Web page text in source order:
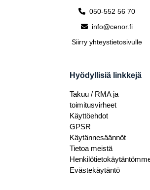
050-552 56 70
info@cenor.fi
Siirry yhteystietosivulle
Hyödyllisiä linkkejä
Takuu / RMA ja
toimitusvirheet
Käyttöehdot
GPSR
Käytännesäännöt
Tietoa meistä
Evästekäytäntö